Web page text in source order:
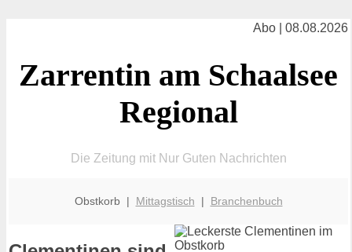
Abo | 08.08.2026
Zarrentin am Schaalsee
Regional
Die Zeitung mit Nur Guten Nachrichten
Obstkorb | Mittagstisch | Branchenbuch